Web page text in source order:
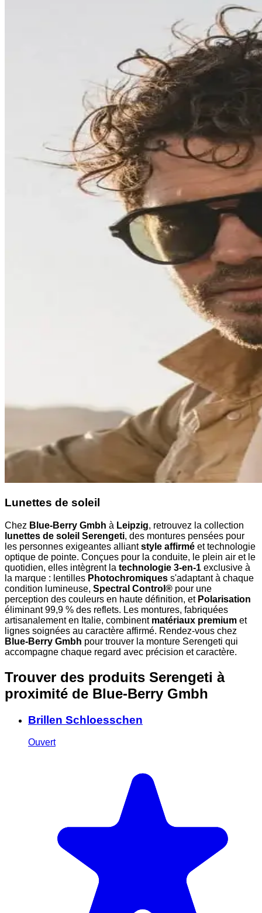
Lunettes de soleil
Chez Blue-Berry Gmbh à Leipzig, retrouvez la collection
lunettes de soleil Serengeti, des montures pensées pour
les personnes exigeantes alliantstyle affirmé et technologie
optique de pointe. Conçues pour la conduite, le plein air et le
quotidien, elles intègrent la technologie 3-en-1 exclusive à
la marque : lentilles Photochromiques s'adaptant à chaque
condition lumineuse, Spectral Control® pour une
perception des couleurs en haute définition, et Polarisation
éliminant 99,9 % des reflets. Les montures, fabriquées
artisanalement en Italie, combinent matériaux premium et
lignes soignées au caractère affirmé. Rendez-vous chez
Blue-Berry Gmbh pour trouver la monture Serengeti qui
accompagne chaque regard avec précision et caractère.
Trouver des produits Serengeti à
proximité de Blue-Berry Gmbh
Brillen Schloesschen
Ouvert